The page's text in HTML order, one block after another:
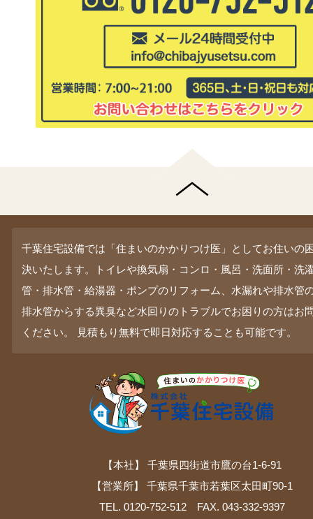
千葉住宅設備では「住まいのかかりつけ医」としてお住いの
決いたします。トイレや換気扇・コンロ・風呂・洗面所・洗
管・排水管・給湯器・ポンプのリフォーム、水漏れや排水管
排水管からする異臭など水回りのトラブルでお困りの方はお
ください。 見積もり無料で即日対応することも可能です。
【本社】 千葉県四街道市鷹の台1-6-91
【営業所】 千葉県千葉市若葉区太田町90-1
TEL. 0120-752-512 FAX. 043-332-9397